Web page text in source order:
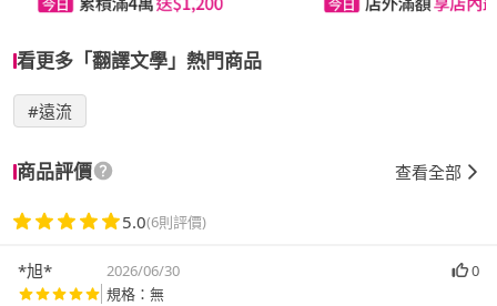
看更多「翻譯文學」熱門商品
#遠流
商品評價 查看全部
5.0(6則評價)
*旭* 2026/06/30
0
規格：無